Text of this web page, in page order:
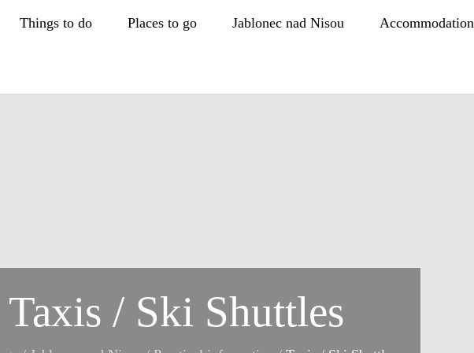
Things to do Places to go Jablonec nad Nisou Accommodation
Taxis / Ski Shuttles